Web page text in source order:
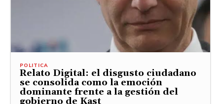
POLITICA
Relato Digital: el disgusto ciudadano
se consolida como la emoción
dominante frente a la gestión del
gobierno de Kast